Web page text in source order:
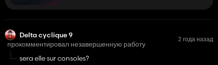
Delta cyclique 9
прокомментировал незавершенную работу
2 года назад
sera elle sur consoles?